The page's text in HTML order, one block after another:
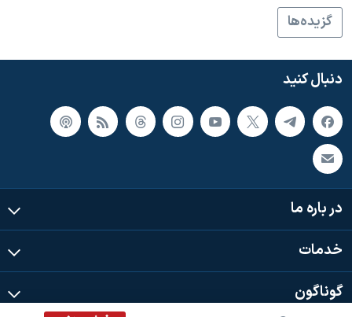
همایش محافظه‌کاران آمریکا «سی‌پک»
سفر پرزیدنت ترامپ به چین
گزيده‌ها
دنبال کنید
در باره ما
خدمات
گوناگون